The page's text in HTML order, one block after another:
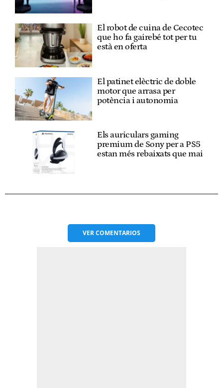
El robot de cuina de Cecotec
que ho fa gairebé tot per tu
està en oferta
El patinet elèctric de doble
motor que arrasa per
potència i autonomia
Els auriculars gaming
premium de Sony per a PS5
estan més rebaixats que mai
VERCOMENTARIOS